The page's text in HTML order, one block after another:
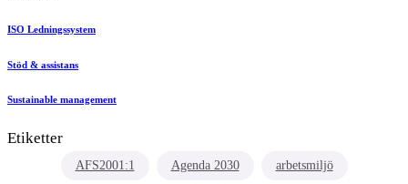
ISO Ledningssystem
Stöd & assistans
Sustainable management
Etiketter
AFS2001:1 Agenda 2030 arbetsmiljö